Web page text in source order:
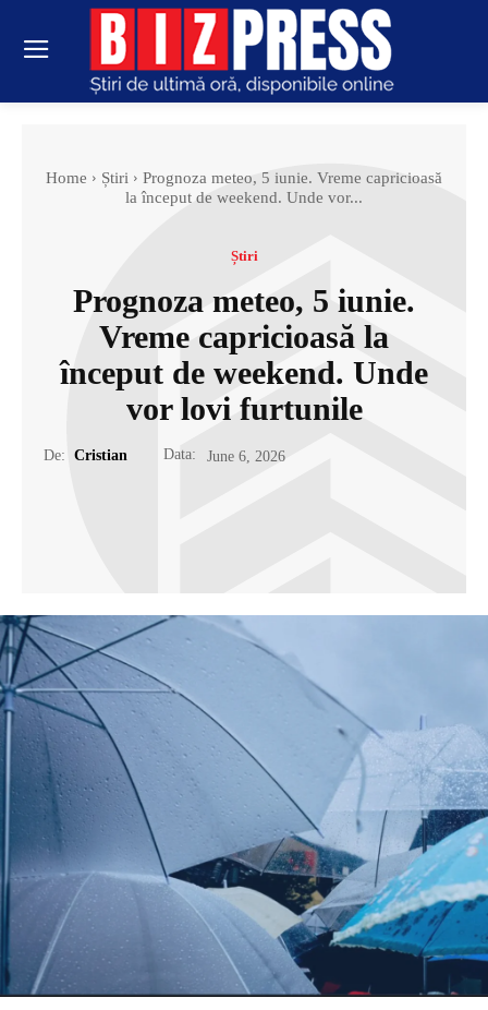
Home Știri
Prognoza meteo, 5 iunie. Vreme capricioasă
la început de weekend. Unde vor...
Știri
Prognoza meteo, 5 iunie.
Vreme capricioasă la
început de weekend. Unde
vor lovi furtunile
De: Cristian Data: June 6, 2026